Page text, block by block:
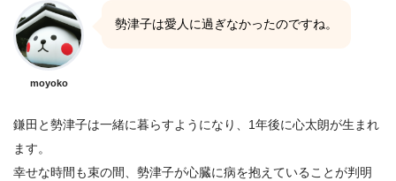
moyoko
勢津子は愛人に過ぎなかったのですね。
鎌田と勢津子は一緒に暮らすようになり、1年後に心太朗が生まれ
ます。
幸せな時間も束の間、勢津子が心臓に病を抱えていることが判明